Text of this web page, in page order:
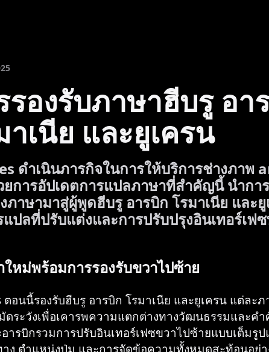
รองรับภาษาฮีบรู อา
าเนีย และยูเครน
ดำเนินภารกิจในการให้บริการช่างภาพ
การอัปเดตการแปลภาษาที่สำคัญนี้ นำกา
ภาษามาสู่ผู้พูดฮีบรู อารบิก โรมาเนีย และ
ปลที่ปรับแต่งและการปรับปรุงอินเทอร์เฟ
หม่พร้อมการรองรับขวาไปซ้าย
ตอนนี้รองรับฮีบรู อารบิก โรมาเนีย และยูเครน แต่ละ
ดระวังเพื่อเคารพความแตกต่างทางวัฒนธรรมและค
ารบิกรวมการปรับอินเทอร์เฟซขวาไปซ้ายแบบเต็มรู